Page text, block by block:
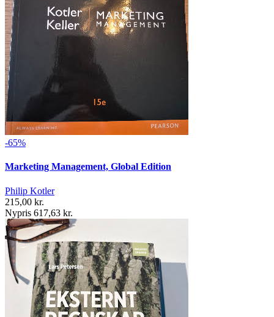
-65%
Marketing Management, Global Edition
Philip Kotler
215,00 kr.
Nypris 617,63 kr.